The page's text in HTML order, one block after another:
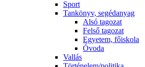
Sport
Tankönyv, segédanyag
Alsó tagozat
Felső tagozat
Egyetem, főiskola
Óvoda
Vallás